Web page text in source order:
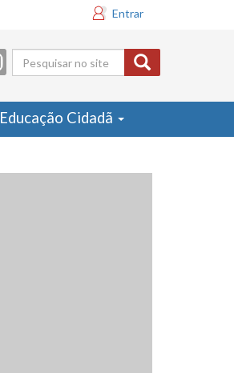
Entrar
Formulário
de busca
Educação Cidadã